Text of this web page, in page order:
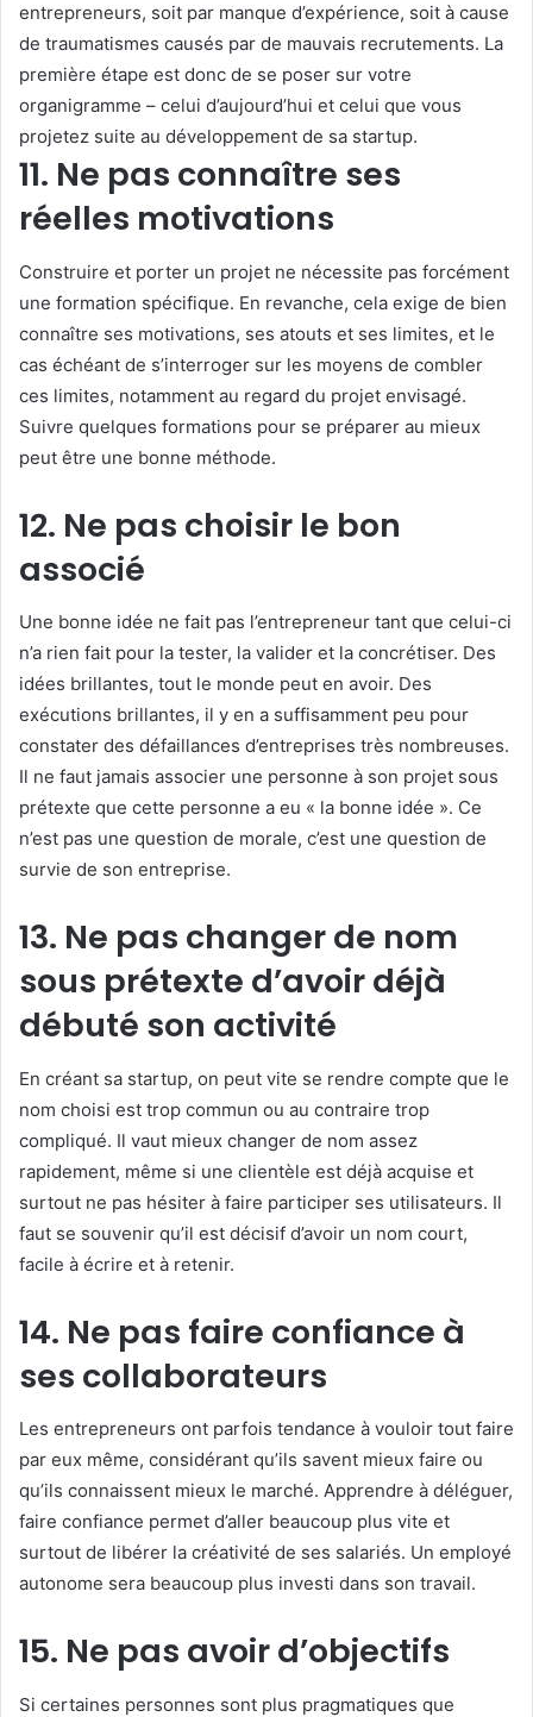
entrepreneurs, soit par manque d’expérience, soit à cause
de traumatismes causés par de mauvais recrutements. La
première étape est donc de se poser sur votre
organigramme – celui d’aujourd’hui et celui que vous
projetez suite au développement de sa startup.
11. Ne pas connaître ses
réelles motivations
Construire et porter un projet ne nécessite pas forcément
une formation spécifique. En revanche, cela exige de bien
connaître ses motivations, ses atouts et ses limites, et le
cas échéant de s’interroger sur les moyens de combler
ces limites, notamment au regard du projet envisagé.
Suivre quelques formations pour se préparer au mieux
peut être une bonne méthode.
12. Ne pas choisir le bon
associé
Une bonne idée ne fait pas l’entrepreneur tant que celui-ci
n’a rien fait pour la tester, la valider et la concrétiser. Des
idées brillantes, tout le monde peut en avoir. Des
exécutions brillantes, il y en a suffisamment peu pour
constater des défaillances d’entreprises très nombreuses.
Il ne faut jamais associer une personne à son projet sous
prétexte que cette personne a eu « la bonne idée ». Ce
n’est pas une question de morale, c’est une question de
survie de son entreprise.
13. Ne pas changer de nom
sous prétexte d’avoir déjà
débuté son activité
En créant sa startup, on peut vite se rendre compte que le
nom choisi est trop commun ou au contraire trop
compliqué. Il vaut mieux changer de nom assez
rapidement, même si une clientèle est déjà acquise et
surtout ne pas hésiter à faire participer ses utilisateurs. Il
faut se souvenir qu’il est décisif d’avoir un nom court,
facile à écrire et à retenir.
14. Ne pas faire confiance à
ses collaborateurs
Les entrepreneurs ont parfois tendance à vouloir tout faire
par eux même, considérant qu’ils savent mieux faire ou
qu’ils connaissent mieux le marché. Apprendre à déléguer,
faire confiance permet d’aller beaucoup plus vite et
surtout de libérer la créativité de ses salariés. Un employé
autonome sera beaucoup plus investi dans son travail.
15. Ne pas avoir d’objectifs
Si certaines personnes sont plus pragmatiques que